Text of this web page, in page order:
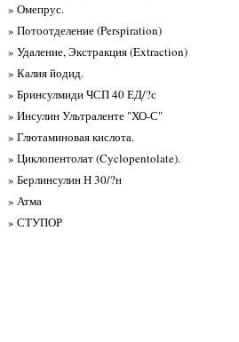
» Омепрус.
» Потоотделение (Perspiration)
» Удаление, Экстракция (Extraction)
» Калия йодид.
» Бринсулмиди ЧСП 40 ЕД/?с
» Инсулин Ультраленте "ХО-С"
» Глютаминовая кислота.
» Циклопентолат (Cyclopentolate).
» Берлинсулин Н 30/?н
» Атма
» СТУПОР